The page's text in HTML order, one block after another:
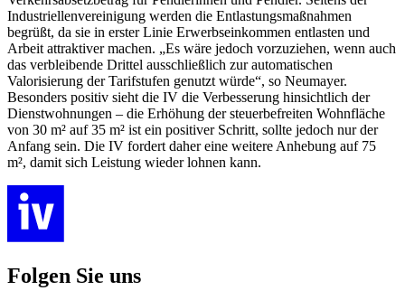
Industriellenvereinigung werden die Entlastungsmaßnahmen
begrüßt, da sie in erster Linie Erwerbseinkommen entlasten und
Arbeit attraktiver machen. „Es wäre jedoch vorzuziehen, wenn auch
das verbleibende Drittel ausschließlich zur automatischen
Valorisierung der Tarifstufen genutzt würde“, so Neumayer.
Besonders positiv sieht die IV die Verbesserung hinsichtlich der
Dienstwohnungen – die Erhöhung der steuerbefreiten Wohnfläche
von 30 m² auf 35 m² ist ein positiver Schritt, sollte jedoch nur der
Anfang sein. Die IV fordert daher eine weitere Anhebung auf 75
m², damit sich Leistung wieder lohnen kann.
Folgen Sie uns